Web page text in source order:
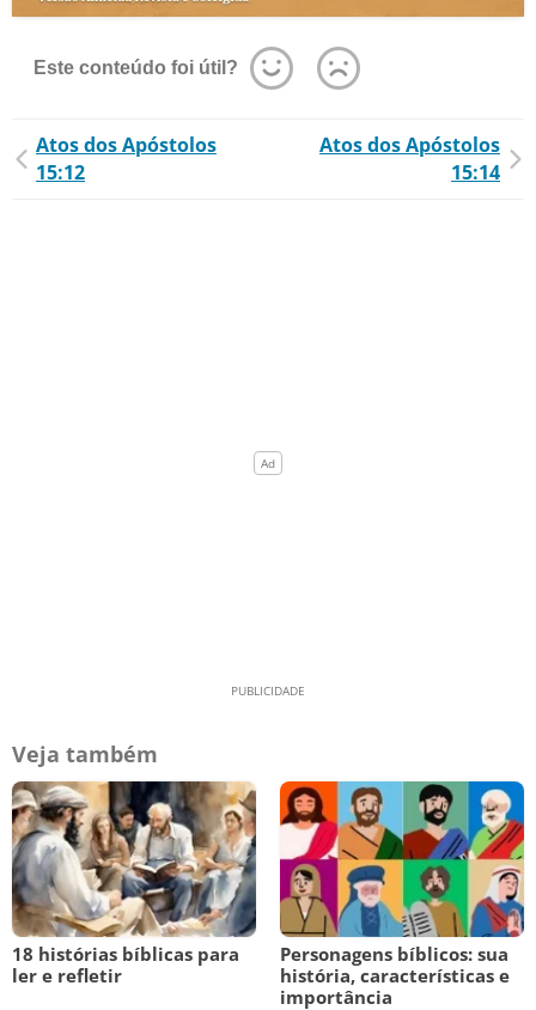
Este conteúdo foi útil?
Atos dos Apóstolos
15:12
Atos dos Apóstolos
15:14
Veja também
18 histórias bíblicas para
ler e refletir
Personagens bíblicos: sua
história, características e
importância